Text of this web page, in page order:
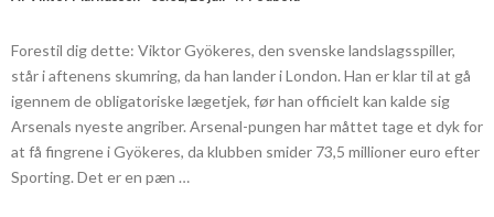
Forestil dig dette: Viktor Gyökeres, den svenske landslagsspiller,
står i aftenens skumring, da han lander i London. Han er klar til at gå
igennem de obligatoriske lægetjek, før han officielt kan kalde sig
Arsenals nyeste angriber. Arsenal-pungen har måttet tage et dyk for
at få fingrene i Gyökeres, da klubben smider 73,5 millioner euro efter
Sporting. Det er en pæn …